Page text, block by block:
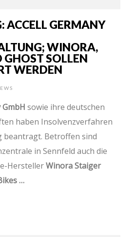
ACCELL GERMANY
WINORA,
SOLLEN
WERDEN
GmbH sowie ihre deutschen
haben Insolvenzverfahren
beantragt. Betroffen sind
in Sennfeld auch die
HerstellerWinora Staiger
…